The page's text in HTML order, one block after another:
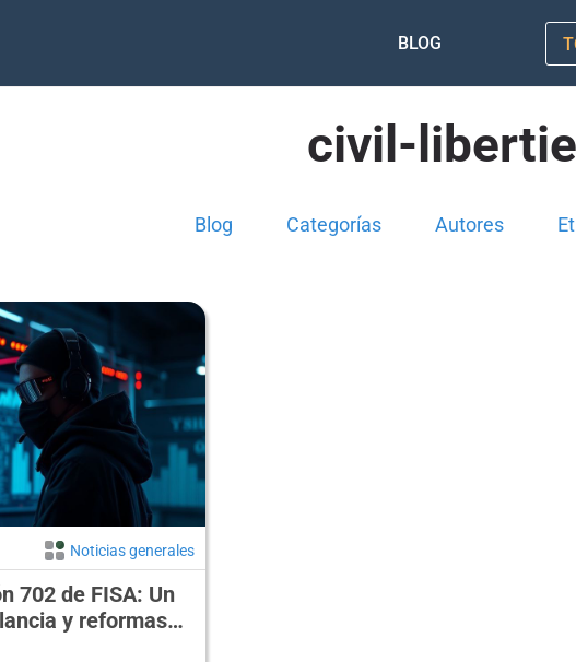
BLOG
civil-
Blog Categorías Autores
Noticias generales
702 de FISA: Un
y reformas